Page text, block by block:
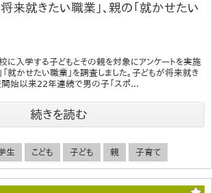
来就きたい職業」、親の「就かせたい
に入学する子どもとその親を対象にアンケートを実施
「就かせたい職業」を調査しました。子どもが将来就き
始以来22年連続で男の子「スポ...
続きを読む
生 こども 子ども 親 子育て